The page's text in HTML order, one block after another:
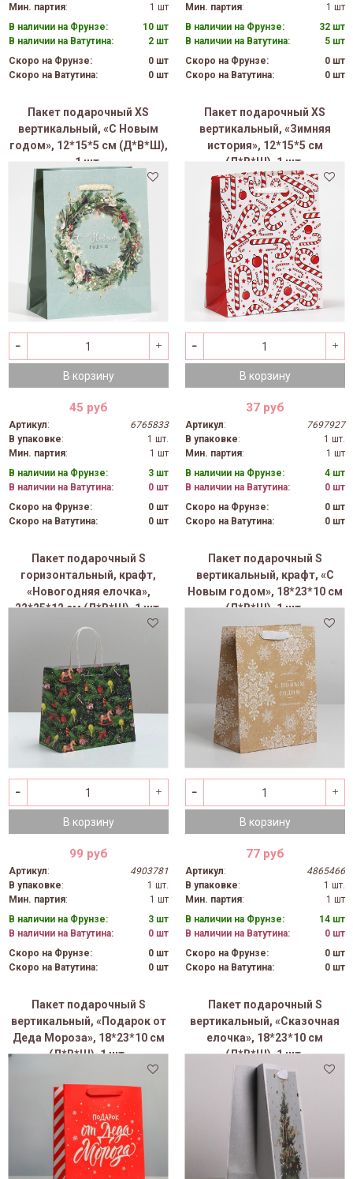
Мин. партия:
1 шт
В наличии на Фрунзе:
10 шт
В наличии на Ватутина:
2 шт
Скоро на Фрунзе:
0 шт
Скоро на Ватутина:
0 шт
Мин. партия:
1 шт
В наличии на Фрунзе:
32 шт
В наличии на Ватутина:
5 шт
Скоро на Фрунзе:
0 шт
Скоро на Ватутина:
0 шт
Пакет подарочный XS
вертикальный, «С Новым
годом», 12*15*5 см (Д*В*Ш),
1 шт.
В корзину
45 руб
Артикул:
6765833
В упаковке:
1 шт.
Мин. партия:
1 шт
В наличии на Фрунзе:
3 шт
В наличии на Ватутина:
0 шт
Скоро на Фрунзе:
0 шт
Скоро на Ватутина:
0 шт
Пакет подарочный XS
вертикальный, «Зимняя
история», 12*15*5 см
(Д*В*Ш), 1 шт.
В корзину
37 руб
Артикул:
7697927
В упаковке:
1 шт.
Мин. партия:
1 шт
В наличии на Фрунзе:
4 шт
В наличии на Ватутина:
0 шт
Скоро на Фрунзе:
0 шт
Скоро на Ватутина:
0 шт
Пакет подарочный S
горизонтальный, крафт,
«Новогодняя елочка»,
22*25*12 см (Д*В*Ш), 1 шт.
В корзину
99 руб
Артикул:
4903781
В упаковке:
1 шт.
Мин. партия:
1 шт
В наличии на Фрунзе:
3 шт
В наличии на Ватутина:
0 шт
Скоро на Фрунзе:
0 шт
Скоро на Ватутина:
0 шт
Пакет подарочный S
вертикальный, крафт, «С
Новым годом», 18*23*10 см
(Д*В*Ш), 1 шт.
В корзину
77 руб
Артикул:
4865466
В упаковке:
1 шт.
Мин. партия:
1 шт
В наличии на Фрунзе:
14 шт
В наличии на Ватутина:
0 шт
Скоро на Фрунзе:
0 шт
Скоро на Ватутина:
0 шт
Пакет подарочный S
вертикальный, «Подарок от
Деда Мороза», 18*23*10 см
(Д*В*Ш), 1 шт.
Пакет подарочный S
вертикальный, «Сказочная
елочка», 18*23*10 см
(Д*В*Ш), 1 шт.